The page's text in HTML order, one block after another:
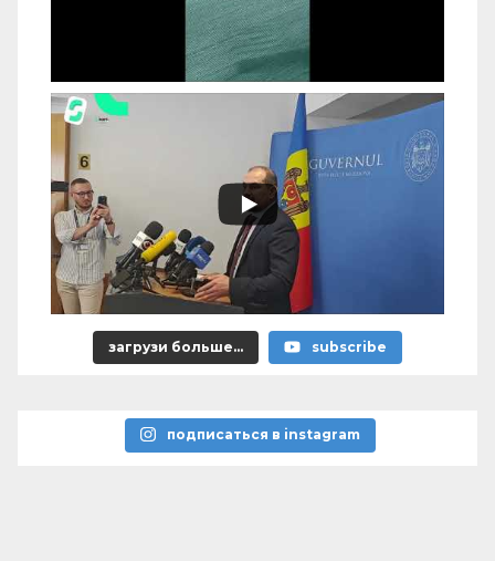
загрузи больше... subscribe
подписаться в instagram